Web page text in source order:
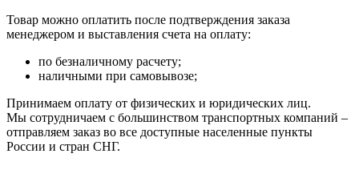
Товар можно оплатить после подтверждения заказа
менеджером и выставления счета на оплату:
по безналичному расчету;
наличными при самовывозе;
Принимаем оплату от физических и юридических лиц.
Мы сотрудничаем с большинством транспортных компаний –
отправляем заказ во все доступные населенные пункты
России и стран СНГ.